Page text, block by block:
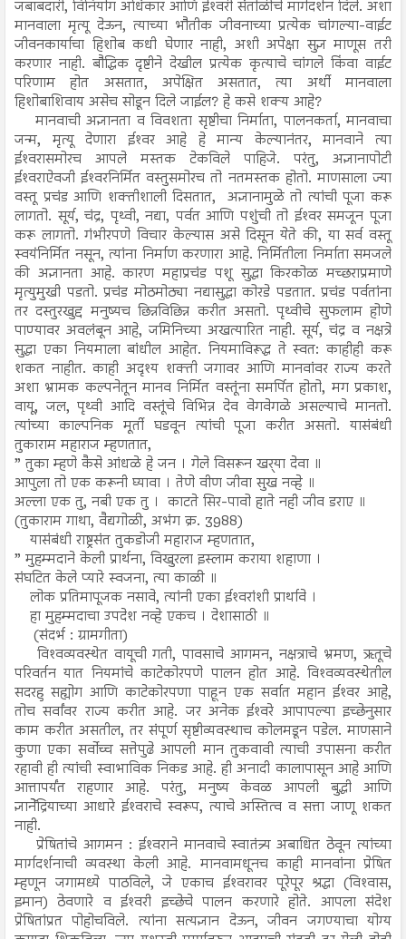
जबाबदारी, विनियोग अधिकार आणि ईश्‍वरी संतोळीचे मार्गदर्शन दिले. अशा
मानवाला मृत्यू देऊन, त्याच्या भौतीक जीवनाच्या प्रत्येक चांगल्या-वाईट
जीवनकार्याचा हिशोब कधी घेणार नाही, अशी अपेक्षा सुज्ञ माणूस तरी
करणार नाही. बौद्धिक दृष्टीने देखील प्रत्येक कृत्याचे चांगले किंवा वाईट
परिणाम होत असतात, अपेक्षित असतात, त्या अर्थी मानवाला
हिशोबाशिवाय असेच सोडून दिले जाईल? हे कसे शक्य आहे?
मानवाची अज्ञानता व विवशता सृष्टीचा निर्माता, पालनकर्ता, मानवाचा
जन्म, मृत्यू देणारा ईश्‍वर आहे हे मान्य केल्यानंतर, मानवाने त्या
ईश्‍वरासमोरच आपले मस्तक टेकविले पाहिजे. परंतु, अज्ञानापोटी
ईश्‍वराऐवजी ईश्‍वरनिर्मित वस्तुसमोरच तो नतमस्तक होतो. माणसाला ज्या
वस्तू प्रचंड आणि शक्तीशाली दिसतात, अज्ञानामुळे तो त्यांची पूजा करू
लागतो. सूर्य, चंद्र, पृथ्वी, नद्या, पर्वत आणि पशुंची तो ईश्‍वर समजून पूजा
करू लागतो. गंभीरपणे विचार केल्यास असे दिसून येते की, या सर्व वस्तू
स्वयंनिर्मित नसून, त्यांना निर्माण करणारा आहे. निर्मितीला निर्माता समजले
की अज्ञानता आहे. कारण महाप्रचंड पशू सुद्धा किरकोळ मच्छराप्रमाणे
मृत्युमुखी पडतो. प्रचंड मोठमोठ्या नद्यासुद्धा कोरडे पडतात. प्रचंड पर्वतांना
तर दस्तुरखुद्द मनुष्यच छिन्नविछिन्न करीत असतो. पृथ्वीचे सुफलाम होणे
पाण्यावर अवलंबून आहे, जमिनिच्या अखत्यारित नाही. सूर्य, चंद्र व नक्षत्रे
सुद्धा एका नियमाला बांधील आहेत. नियमाविरूद्ध ते स्वत: काहीही करू
शकत नाहीत. काही अदृश्य शक्ती जगावर आणि मानवांवर राज्य करते
अशा भ्रामक कल्पनेतून मानव निर्मित वस्तूंना समर्पित होतो, मग प्रकाश,
वायू, जल, पृथ्वी आदि वस्तूंचे विभिन्न देव वेगवेगळे असल्याचे मानतो.
त्यांच्या काल्पनिक मूर्ती घडवून त्यांची पूजा करीत असतो. यासंबंधी
तुकाराम महाराज म्हणतात,
” तुका म्हणे कैसे आंधळे हे जन । गेले विसरून खर्‍या देवा ॥
आपुला तो एक करूनी घ्यावा । तेणे वीण जीवा सुख नव्हे ॥
अल्ला एक तु, नबी एक तु । काटते सिर-पावो हाते नही जीव डराए ॥
(तुकाराम गाथा, वैद्यगोळी, अभंग क्र. 3988)
यासंबंधी राष्ट्रसंत तुकडोजी महाराज म्हणतात,
” मुहम्मदाने केली प्रार्थना, विखुरला इस्लाम कराया शहाणा ।
संघटित केले प्यारे स्वजना, त्या काळी ॥
लोक प्रतिमापूजक नसावे, त्यांनी एका ईश्‍वरांशी प्रार्थावे ।
हा मुहम्मदाचा उपदेश नव्हे एकच । देशासाठी ॥
(संदर्भ : ग्रामगीता)
विश्‍वव्यवस्थेत वायूची गती, पावसाचे आगमन, नक्षत्राचे भ्रमण, ऋतूचे
परिवर्तन यात नियमांचे काटेकोरपणे पालन होत आहे. विश्‍वव्यवस्थेतील
सदरहु सह्योग आणि काटेकोरपणा पाहून एक सर्वात महान ईश्‍वर आहे,
तोच सर्वांवर राज्य करीत आहे. जर अनेक ईश्‍वरे आपापल्या इच्छेनुसार
काम करीत असतील, तर संपूर्ण सृष्टीव्यवस्थाच कोलमडून पडेल. माणसाने
कुणा एका सर्वोच्च सत्तेपुढे आपली मान तुकवावी त्याची उपासना करीत
रहावी ही त्यांची स्वाभाविक निकड आहे. ही अनादी कालापासून आहे आणि
आत्तापर्यंत राहणार आहे. परंतु, मनुष्य केवळ आपली बुद्धी आणि
ज्ञानेेंद्रियाच्या आधारे ईश्‍वराचे स्वरूप, त्याचे अस्तित्व व सत्ता जाणू शकत
नाही.
प्रेषितांचे आगमन : ईश्‍वराने मानवाचे स्वातंत्र्य अबाधित ठेवून त्यांच्या
मार्गदर्शनाची व्यवस्था केली आहे. मानवामधूनच काही मानवांना प्रेषित
म्हणून जगामध्ये पाठविले, जे एकाच ईश्‍वरावर पूरेपूर श्रद्धा (विश्‍वास,
इमान) ठेवणारे व ईश्‍वरी इच्छेचे पालन करणारे होते. आपला संदेश
प्रेषितांप्रत पोहोचविले. त्यांना सत्यज्ञान देऊन, जीवन जगण्याचा योग्य